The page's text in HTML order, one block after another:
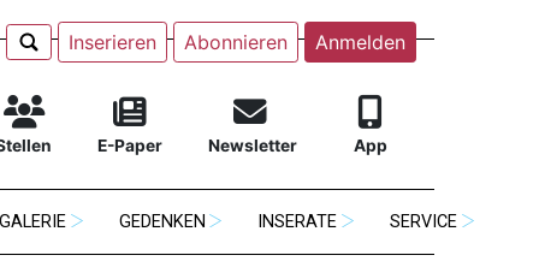
Inserieren Abonnieren Anmelden
E-Paper Newsletter App
GALERIE GEDENKEN INSERATE SERVICE